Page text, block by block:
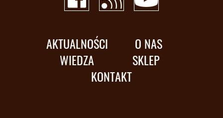
AKTUALNOŚCI
O NAS
WIEDZA
SKLEP
KONTAKT